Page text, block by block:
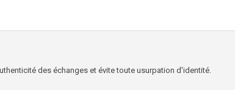
des échanges et évite toute usurpation d'identité.